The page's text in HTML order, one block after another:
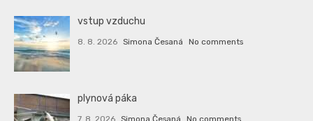
vstup vzduchu
8. 8. 2026 Simona Česaná No comments
plynová páka